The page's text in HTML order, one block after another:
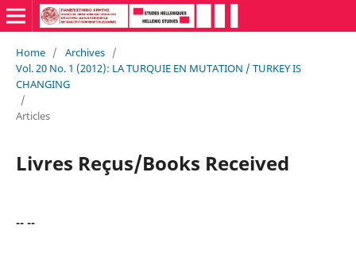
Home / Archives /
Vol. 20 No. 1 (2012): LA TURQUIE EN MUTATION / TURKEY IS
CHANGING
/
Articles
Livres Reçus/Books Received
-- --